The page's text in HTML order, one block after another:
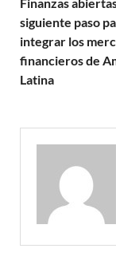
Finanzas
siguiente paso
integrar los
financieros de
Latina